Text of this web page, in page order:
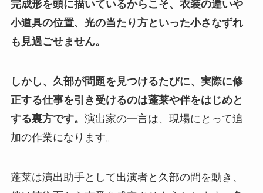
完成形を頭に描いているからこそ、衣装の違いや
小道具の位置、光の当たり方といった小さなずれ
も見過ごせません。
しかし、久部が問題を見つけるたびに、実際に修
正する仕事を引き受けるのは蓬莱や伴をはじめと
する裏方です。 演出家の一言は、現場にとって追
加の作業になります。
蓬莱は演出助手として出演者と久部の間を動き、